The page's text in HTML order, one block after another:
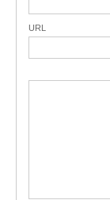
URL